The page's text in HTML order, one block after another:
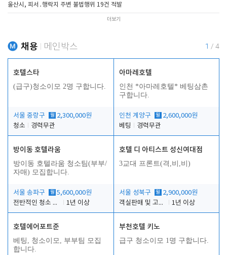
울산시, 피서․행락지 주변 불법행위 19건 적발
더보기
채용 메인박스 1 / 4
호텔스타
(급구)청소이모 2명 구합니다.
서울 중랑구 월 2,300,000원
청소
경력무관
아마레호텔
인천 *아마레호텔* 베팅삼촌
구합니다.
인천 계양구 월 2,600,000원
베팅
경력무관
방이동 호텔라움
방이동 호텔라움 청소팀(부부/
자매) 모집합니다.
서울 송파구 월 5,600,000원
전반적인 청소 업무(객실청소.객실정리)
1년 이상
호텔 디 아티스트 성신여대점
3교대 프론트(격,비,비)
서울 성북구 월 2,900,000원
객실판매 및 고객응대
1년 이상
호텔에어포트준
베팅, 청소이모, 부부팀 모집
합니다.
부천호텔 키노
급구 청소이모 1명 구합니다.